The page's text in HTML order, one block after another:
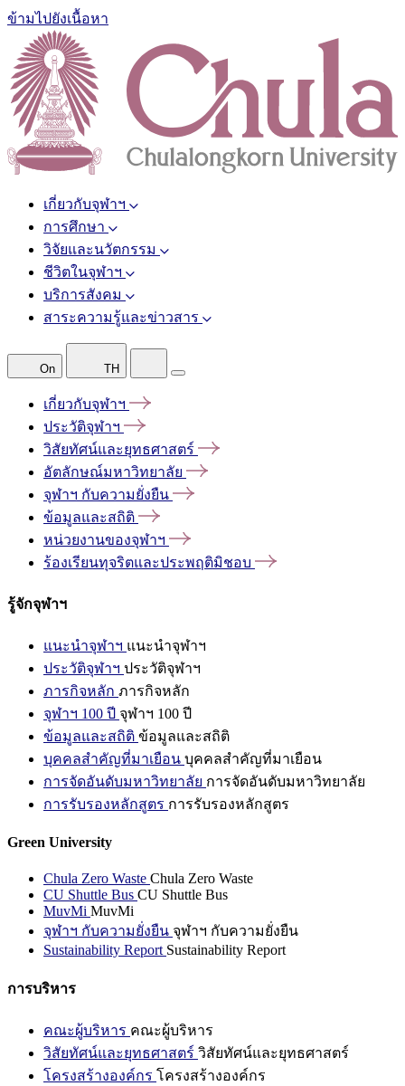
ข้ามไปยังเนื้อหา
เกี่ยวกับจุฬาฯ
การศึกษา
วิจัยและนวัตกรรม
ชีวิตในจุฬาฯ
บริการสังคม
สาระความรู้และข่าวสาร
On TH
เกี่ยวกับจุฬาฯ
ประวัติจุฬาฯ
วิสัยทัศน์และยุทธศาสตร์
อัตลักษณ์มหาวิทยาลัย
จุฬาฯ กับความยั่งยืน
ข้อมูลและสถิติ
หน่วยงานของจุฬาฯ
ร้องเรียนทุจริตและประพฤติมิชอบ
รู้จักจุฬาฯ
แนะนำจุฬาฯ แนะนำจุฬาฯ
ประวัติจุฬาฯ ประวัติจุฬาฯ
ภารกิจหลัก ภารกิจหลัก
จุฬาฯ 100 ปี จุฬาฯ 100 ปี
ข้อมูลและสถิติ ข้อมูลและสถิติ
บุคคลสำคัญที่มาเยือน บุคคลสำคัญที่มาเยือน
การจัดอันดับมหาวิทยาลัย การจัดอันดับมหาวิทยาลัย
การรับรองหลักสูตร การรับรองหลักสูตร
Green University
Chula Zero Waste Chula Zero Waste
CU Shuttle Bus CU Shuttle Bus
MuvMi MuvMi
จุฬาฯ กับความยั่งยืน จุฬาฯ กับความยั่งยืน
Sustainability Report Sustainability Report
การบริหาร
คณะผู้บริหาร คณะผู้บริหาร
วิสัยทัศน์และยุทธศาสตร์ วิสัยทัศน์และยุทธศาสตร์
โครงสร้างองค์กร โครงสร้างองค์กร